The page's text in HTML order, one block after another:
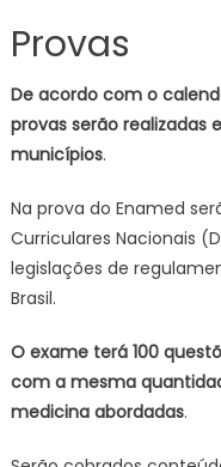
Provas
De acordo com o
provas serão realizadas
municípios.
Na prova do Enamed
Curriculares Nacionais
legislações de
Brasil.
O exame terá 100
com a mesma
medicina abordadas.